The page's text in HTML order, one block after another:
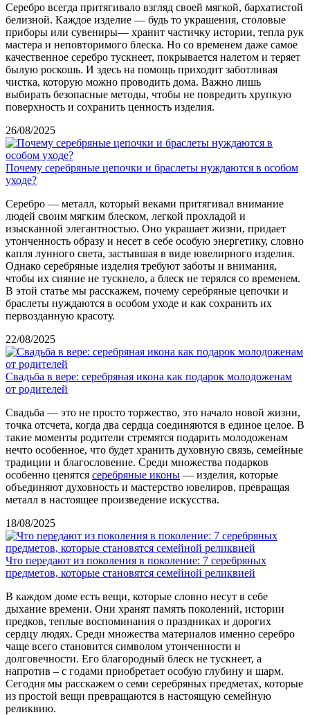
Серебро всегда притягивало взгляд своей мягкой, бархатистой
белизной. Каждое изделие — будь то украшения, столовые
приборы или сувениры— хранит частичку истории, тепла рук
мастера и неповторимого блеска. Но со временем даже самое
качественное серебро тускнеет, покрывается налетом и теряет
былую роскошь. И здесь на помощь приходит заботливая
чистка, которую можно проводить дома. Важно лишь
выбирать безопасные методы, чтобы не повредить хрупкую
поверхность и сохранить ценность изделия.
26/08/2025
Почему серебряные цепочки и браслеты нуждаются в особом
уходе?
Серебро — металл, который веками притягивал внимание
людей своим мягким блеском, легкой прохладой и
изысканной элегантностью. Оно украшает жизни, придает
утонченность образу и несет в себе особую энергетику, словно
капля лунного света, застывшая в виде ювелирного изделия.
Однако серебряные изделия требуют заботы и внимания,
чтобы их сияние не тускнело, а блеск не терялся со временем.
В этой статье мы расскажем, почему серебряные цепочки и
браслеты нуждаются в особом уходе и как сохранить их
первозданную красоту.
22/08/2025
Свадьба в вере: серебряная икона как подарок молодоженам
от родителей
Свадьба — это не просто торжество, это начало новой жизни,
точка отсчета, когда два сердца соединяются в единое целое. В
такие моменты родители стремятся подарить молодоженам
нечто особенное, что будет хранить духовную связь, семейные
традиции и благословение. Среди множества подарков
особенно ценятся серебряные иконы — изделия, которые
объединяют духовность и мастерство ювелиров, превращая
металл в настоящее произведение искусства.
18/08/2025
Что передают из поколения в поколение: 7 серебряных
предметов, которые становятся семейной реликвией
В каждом доме есть вещи, которые словно несут в себе
дыхание времени. Они хранят память поколений, истории
предков, теплые воспоминания о праздниках и дорогих
сердцу людях. Среди множества материалов именно серебро
чаще всего становится символом утонченности и
долговечности. Его благородный блеск не тускнеет, а
напротив – с годами приобретает особую глубину и шарм.
Сегодня мы расскажем о семи серебряных предметах, которые
из простой вещи превращаются в настоящую семейную
реликвию.